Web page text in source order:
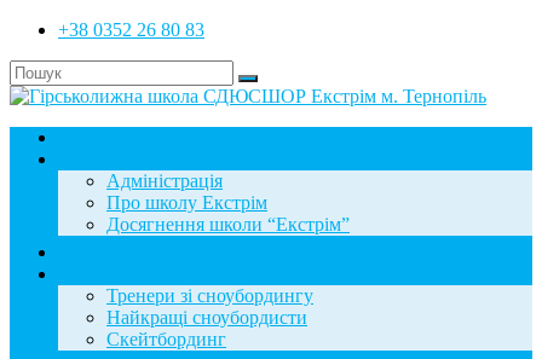
+38 0352 26 80 83
Адміністрація
Про школу Екстрім
Досягнення школи “Екстрім”
Тренери зі сноубордингу
Найкращі сноубордисти
Скейтбординг